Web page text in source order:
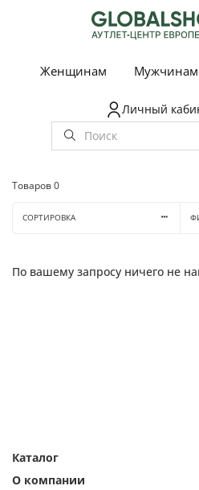
Женщинам Мужчинам
Личный
Главная Мужская обувь ...
Товаров0
СОРТИРОВКА
По вашему запросу ничего не
Каталог
О компании